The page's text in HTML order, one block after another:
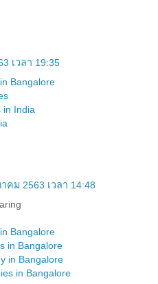
เวลา 19:35
Bangalore
in India
คม 2563 เวลา 14:48
Bangalore
in Bangalore
in Bangalore
in Bangalore